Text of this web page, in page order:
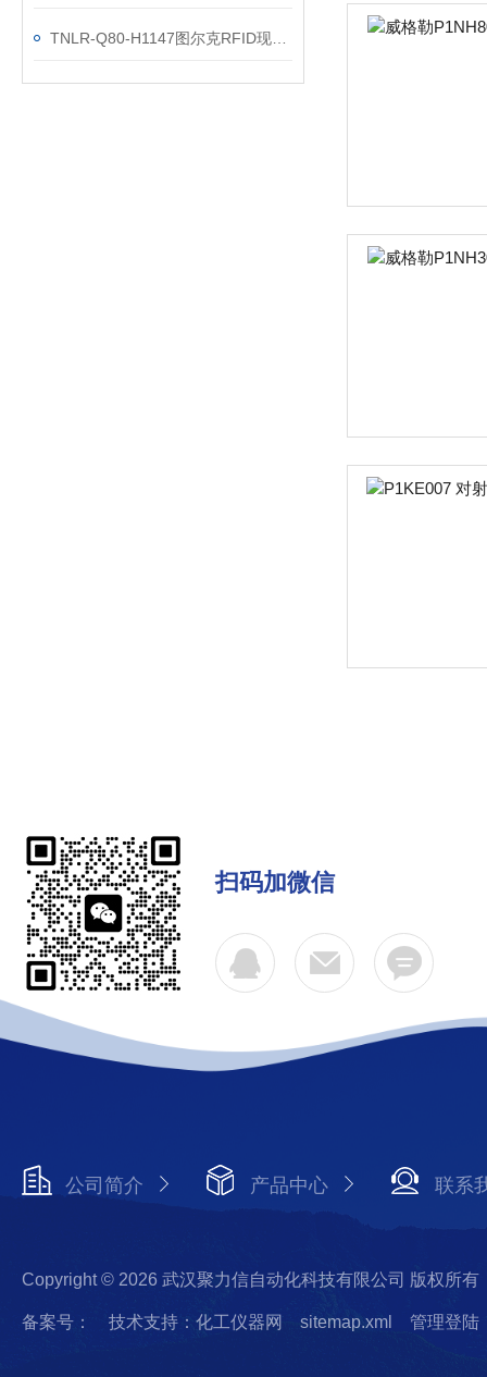
扫码加微信
公司简介 产品中心 联系
Copyright © 2026 武汉聚力信自动化科技有限公司 版权所有
备案号： 技术支持：化工仪器网 sitemap.xml 管理登陆